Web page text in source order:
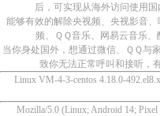
后，可实现从海外访问使用
能够有效的解除央视频、央视影音
频、ＱＱ音乐、网易云音乐、
当你身处国外，想通过微信、ＱＱ与
致你无法正常呼叫和接听，
Linux VM-4-3-centos 4.18.0-
Mozilla/5.0 (Linux; Android 14;